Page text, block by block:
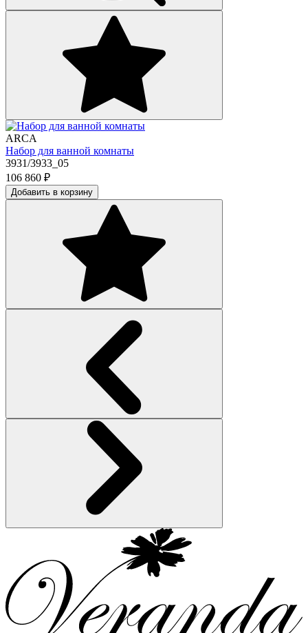
ARCA
Набор для ванной комнаты
3931/3933_05
106 860 ₽
Добавить в корзину